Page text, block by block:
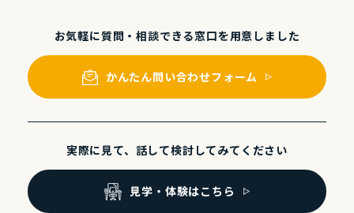
お気軽に質問・相談できる窓⼝を⽤意しました
かんたん問い合わせフォーム
実際に⾒て、話して検討してみてください
⾒学・体験はこちら